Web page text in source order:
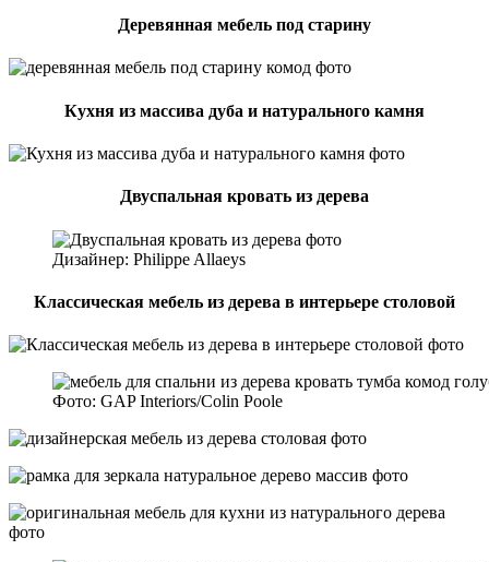
Деревянная мебель под старину
Кухня из массива дуба и натурального камня
Двуспальная кровать из дерева
Дизайнер: Philippe Allaeys
Классическая мебель из дерева в интерьере столовой
Фото: GAP Interiors/Colin Poole